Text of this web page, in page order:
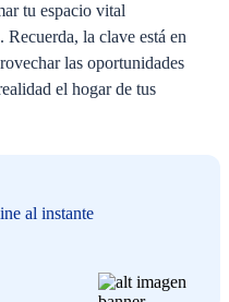
tu espacio vital
la clave está en
las oportunidades
el hogar de tus
al instante